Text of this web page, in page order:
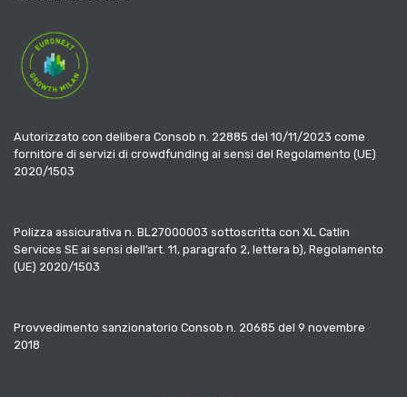
Autorizzato con delibera Consob n. 22885 del 10/11/2023 come
fornitore di servizi di crowdfunding ai sensi del Regolamento (UE)
2020/1503
Polizza assicurativa n. BL27000003 sottoscritta con XL Catlin
Services SE ai sensi dell’art. 11, paragrafo 2, lettera b), Regolamento
(UE) 2020/1503
Provvedimento sanzionatorio Consob n. 20685 del 9 novembre
2018